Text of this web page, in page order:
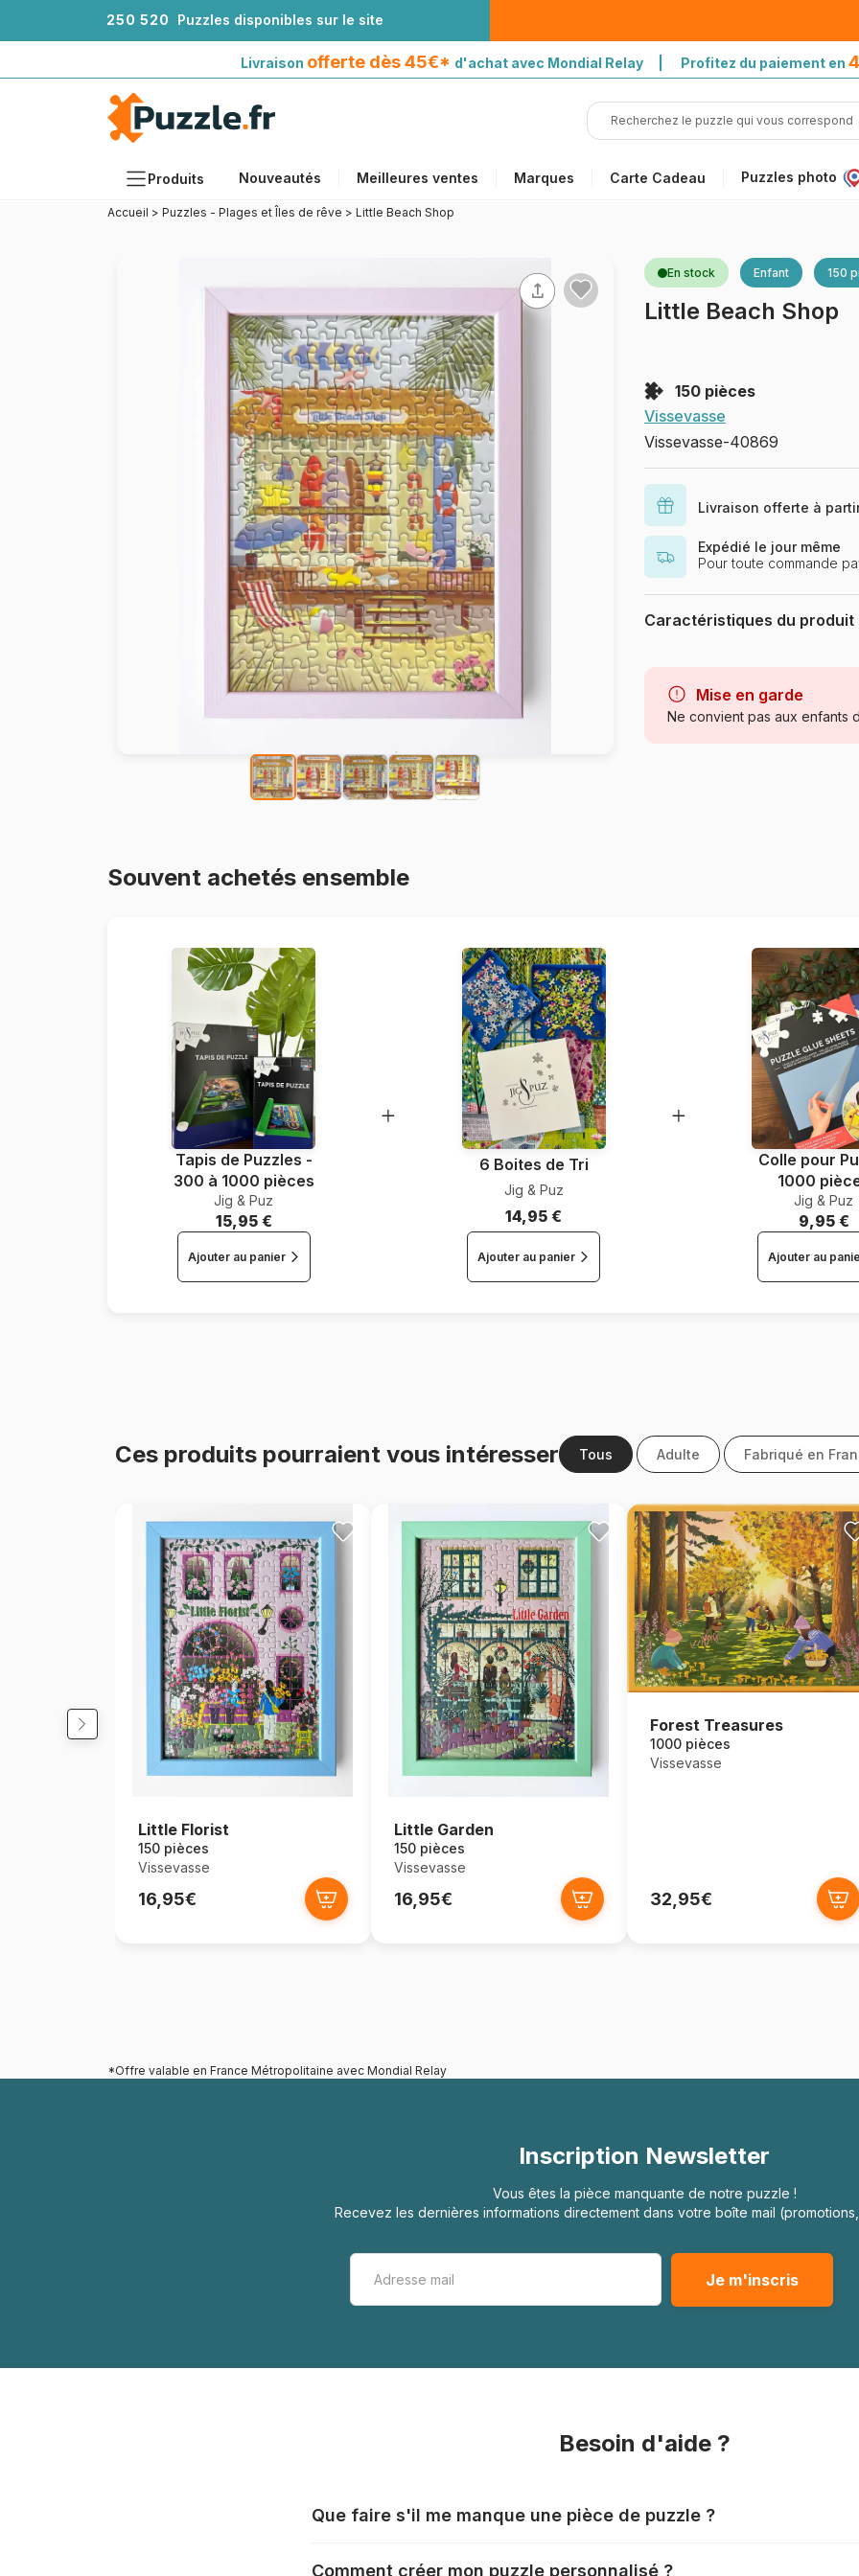
250 520 Puzzles disponibles sur le site
Livraison offerte dès 45€* d'achat avec Mondial Relay | Profitez du paiement en
Produits Nouveautés Meilleures ventes Marques Carte Cadeau Puzzles photo
Peinture au numéro
avec Mondial Relay
Accueil > Puzzles - Plages et Îles de rêve > Little Beach Shop
En stock Enfant 150
Little Beach Shop
150 pièces
Vissevasse
Vissevasse-40869
Livraison offerte à
Expédié le jour même
Pour toute commande
Caractéristiques du produit
Catégorie
Age
Mise en garde
Ne convient pas aux enfants
Souvent achetés ensemble
Tapis de Puzzles -
300 à 1000 pièces
Jig & Puz
15,95 €
Ajouter au panier
6 Boites de Tri
Jig & Puz
14,95 €
Ajouter au panier
Colle pour
1000
Jig & Puz
9,95 €
Ajouter au
Ces produits pourraient vous intéresser Tous Adulte Fabriqué en
Little Florist
150 pièces
Vissevasse
16,95€
Little Garden
150 pièces
Vissevasse
16,95€
Forest Treasures
1000 pièces
Vissevasse
32,95€
*Offre valable en France Métropolitaine avec Mondial Relay
Inscription Newsletter
Vous êtes la pièce manquante de notre puzzle !
Recevez les dernières informations directement dans votre boîte mail
Besoin d'aide ?
Que faire s'il me manque une pièce de puzzle ?
Comment créer mon puzzle personnalisé ?